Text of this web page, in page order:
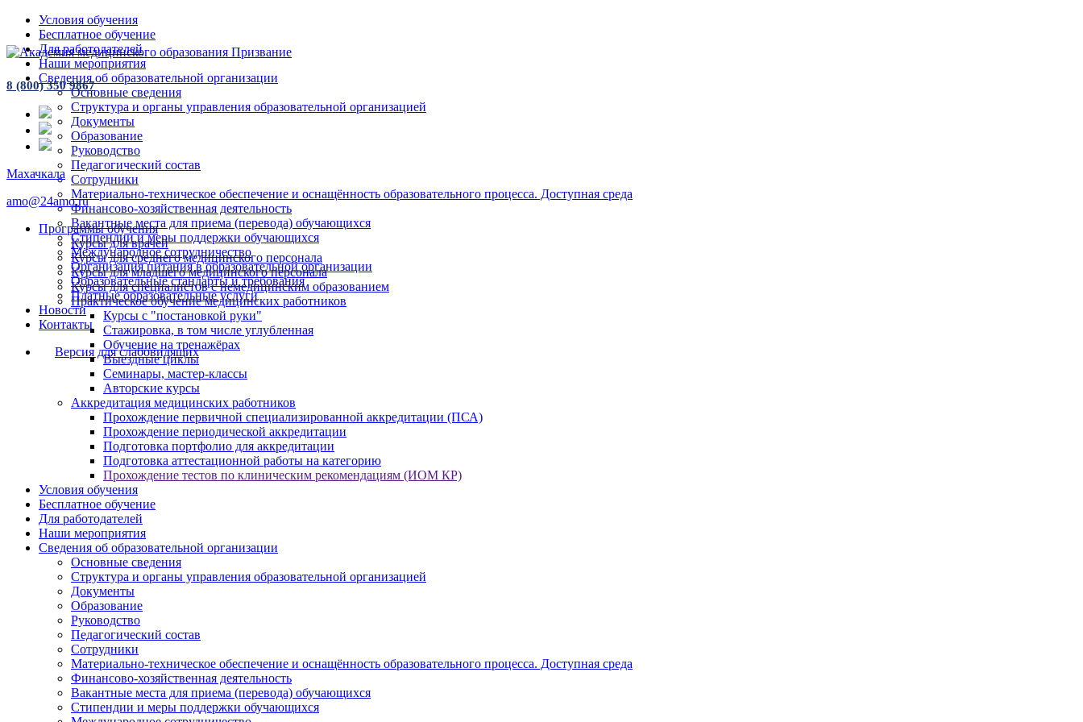
Условия обучения
Бесплатное обучение
Для работодателей
Наши мероприятия
Сведения об образовательной организации
Основные сведения
Структура и органы управления образовательной организацией
Документы
Образование
Руководство
Педагогический состав
Сотрудники
Материально-техническое обеспечение и оснащённость образовательного процесса. Доступная среда
Финансово-хозяйственная деятельность
Вакантные места для приема (перевода) обучающихся
Стипендии и меры поддержки обучающихся
Международное сотрудничество
Организация питания в образовательной организации
Образовательные стандарты и требования
Платные образовательные услуги
Новости
Контакты
Версия для слабовидящих
8 (800) 350 9867
Махачкала
amo@24amo.ru
Программы обучения
Курсы для врачей
Курсы для среднего медицинского персонала
Курсы для младшего медицинского персонала
Курсы для специалистов с немедицинским образованием
Практическое обучение медицинских работников
Курсы с "постановкой руки"
Стажировка, в том числе углубленная
Обучение на тренажёрах
Выездные циклы
Семинары, мастер-классы
Авторские курсы
Аккредитация медицинских работников
Прохождение первичной специализированной аккредитации (ПСА)
Прохождение периодической аккредитации
Подготовка портфолио для аккредитации
Подготовка аттестационной работы на категорию
Прохождение тестов по клиническим рекомендациям (ИОМ КР)
Условия обучения
Бесплатное обучение
Для работодателей
Наши мероприятия
Сведения об образовательной организации
Основные сведения
Структура и органы управления образовательной организацией
Документы
Образование
Руководство
Педагогический состав
Сотрудники
Материально-техническое обеспечение и оснащённость образовательного процесса. Доступная среда
Финансово-хозяйственная деятельность
Вакантные места для приема (перевода) обучающихся
Стипендии и меры поддержки обучающихся